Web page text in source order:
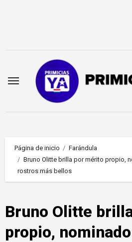
Página de inicio
Farándula
Bruno Olitte brilla por mérito propio,
rostros más bellos
Bruno Olitte
propio,